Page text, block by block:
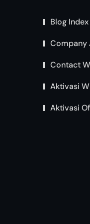
Blog Index
Company
Contact
Aktivasi
Aktivasi